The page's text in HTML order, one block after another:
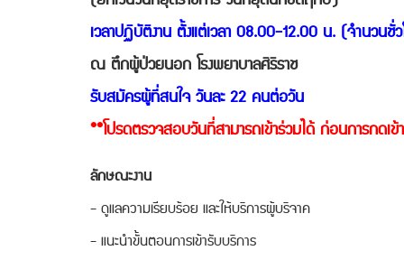
เวลาปฏิบัติงาน ตั้งแต่เวลา 08.00-12.00 น. (จำนวนชั่
ณ ตึกผู้ป่วยนอก โรงพยาบาลศิริราช
รับสมัครผู้ที่สนใจ วันละ 22 คนต่อวัน
**โปรดตรวจสอบวันที่สามารถเข้าร่วมได้ ก่อนการกดเข้
ลักษณะงาน
- ดูแลความเรียบร้อย และให้บริการผู้บริจาค
- แนะนำขั้นตอนการเข้ารับบริการ